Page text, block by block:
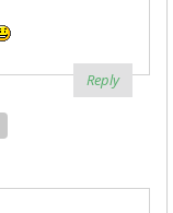
Reply